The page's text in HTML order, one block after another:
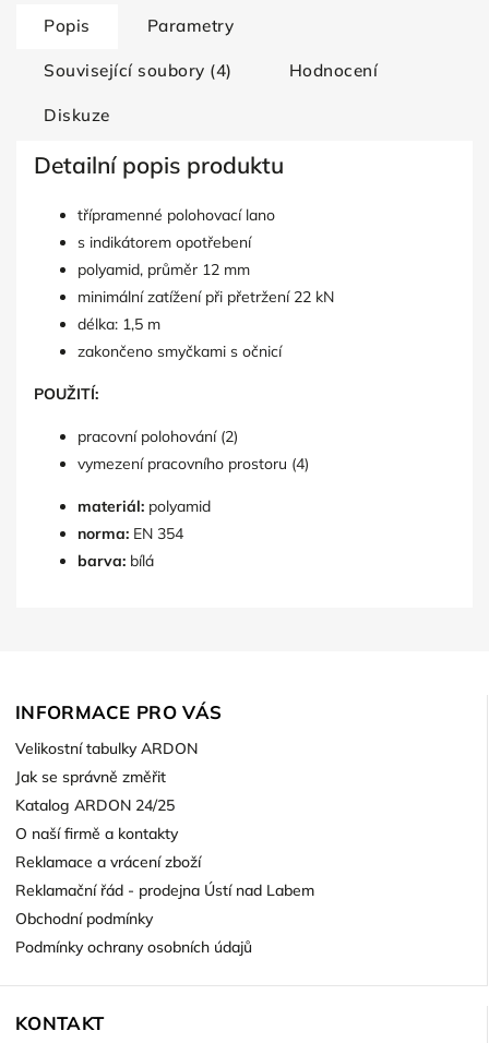
Popis Parametry
Související soubory (4) Hodnocení
Diskuze
Detailní popis produktu
třípramenné polohovací lano
s indikátorem opotřebení
polyamid, průměr 12 mm
minimální zatížení při přetržení 22 kN
délka: 1,5 m
zakončeno smyčkami s očnicí
POUŽITÍ:
pracovní polohování (2)
vymezení pracovního prostoru (4)
materiál: polyamid
norma: EN 354
barva: bílá
INFORMACE PRO VÁS
Velikostní tabulky ARDON
Jak se správně změřit
Katalog ARDON 24/25
O naší firmě a kontakty
Reklamace a vrácení zboží
Reklamační řád - prodejna Ústí nad Labem
Obchodní podmínky
Podmínky ochrany osobních údajů
KONTAKT